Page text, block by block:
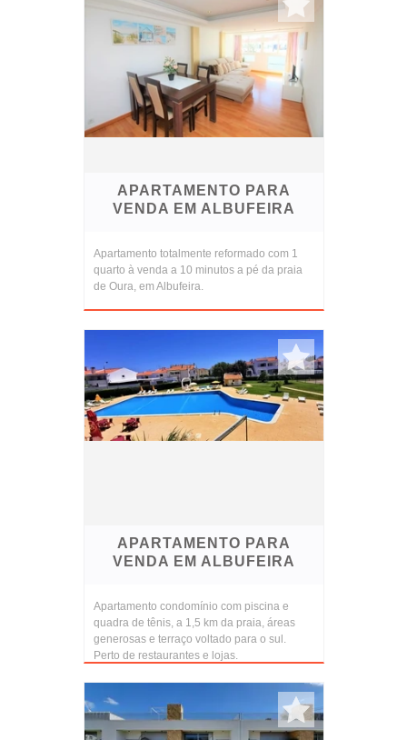
APARTAMENTO PARA
VENDA EM ALBUFEIRA
Apartamento totalmente reformado com 1
quarto à venda a 10 minutos a pé da praia
de Oura, em Albufeira.
APARTAMENTO PARA
VENDA EM ALBUFEIRA
Apartamento condomínio com piscina e
quadra de tênis, a 1,5 km da praia, áreas
generosas e terraço voltado para o sul.
Perto de restaurantes e lojas.